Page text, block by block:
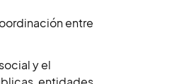
entre
y el